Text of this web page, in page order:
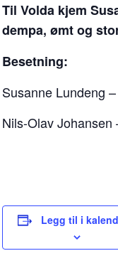
Til Volda kjem
dempa, ømt og
Besetning:
Susanne Lundeng
Nils-Olav Johansen
Legg til i